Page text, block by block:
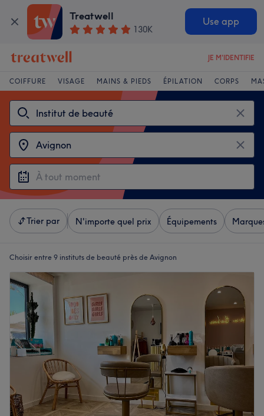
Treatwell
130K
Use app
JE M'IDENTIFIE
COIFFURE VISAGE MAINS & PIEDS ÉPILATION CORPS
Trier par N'importe quel prix Équipements
Choisir entre 9 instituts de beauté près de Avignon